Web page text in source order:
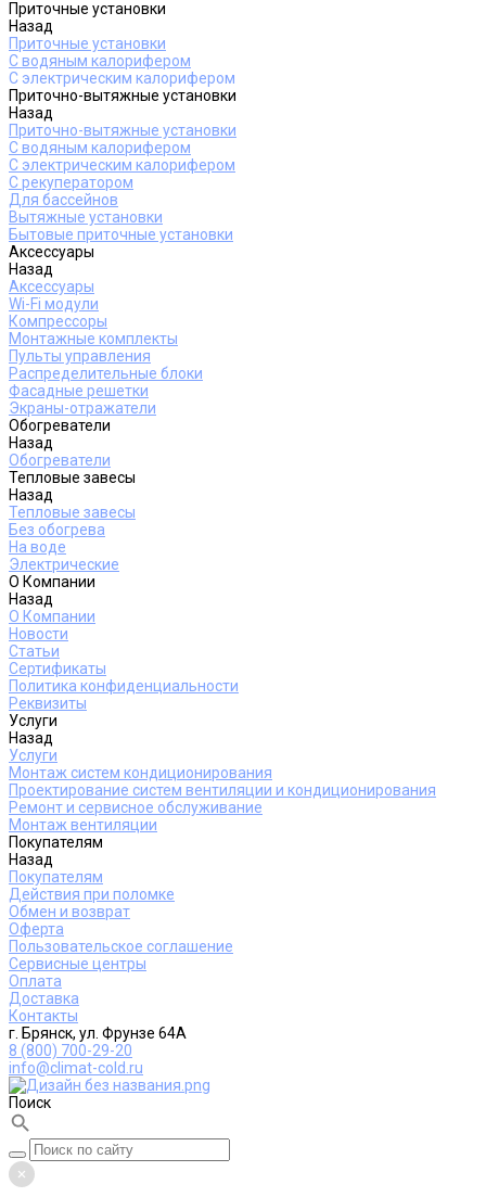
Приточные установки
Назад
Приточные установки
С водяным калорифером
С электрическим калорифером
Приточно-вытяжные установки
Назад
Приточно-вытяжные установки
С водяным калорифером
С электрическим калорифером
С рекуператором
Для бассейнов
Вытяжные установки
Бытовые приточные установки
Аксессуары
Назад
Аксессуары
Wi-Fi модули
Компрессоры
Монтажные комплекты
Пульты управления
Распределительные блоки
Фасадные решетки
Экраны-отражатели
Обогреватели
Назад
Обогреватели
Тепловые завесы
Назад
Тепловые завесы
Без обогрева
На воде
Электрические
О Компании
Назад
О Компании
Новости
Статьи
Сертификаты
Политика конфиденциальности
Реквизиты
Услуги
Назад
Услуги
Монтаж систем кондиционирования
Проектирование систем вентиляции и кондиционирования
Ремонт и сервисное обслуживание
Монтаж вентиляции
Покупателям
Назад
Покупателям
Действия при поломке
Обмен и возврат
Оферта
Пользовательское соглашение
Сервисные центры
Оплата
Доставка
Контакты
г. Брянск, ул. Фрунзе 64А
8 (800) 700-29-20
info@climat-cold.ru
Поиск